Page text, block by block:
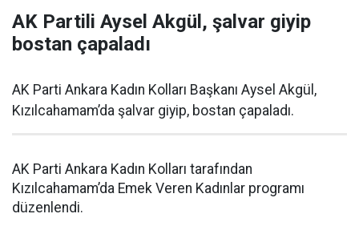
AK Partili Aysel Akgül, şalvar giyip
bostan çapaladı
AK Parti Ankara Kadın Kolları Başkanı Aysel Akgül,
Kızılcahamam’da şalvar giyip, bostan çapaladı.
AK Parti Ankara Kadın Kolları tarafından
Kızılcahamam’da Emek Veren Kadınlar programı
düzenlendi.